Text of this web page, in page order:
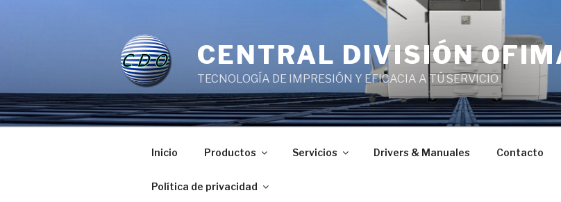
CENTRAL DIVISIÓN
TECNOLOGÍA DE IMPRESIÓN Y EFICACIA A TÚ SERVICIO
Inicio Productos Servicios Drivers & Manuales Contacto
Política de privacidad